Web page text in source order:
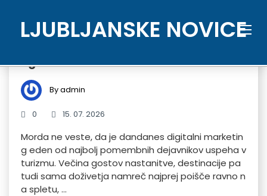
contentLJUBLJANSKE NOVICE
ng v turizmu?
By admin
0 15. 07. 2026
Morda ne veste, da je dandanes digitalni marketin
g eden od najbolj pomembnih dejavnikov uspeha v
turizmu. Večina gostov nastanitve, destinacije pa
tudi sama doživetja namreč najprej poišče ravno n
a spletu, ...